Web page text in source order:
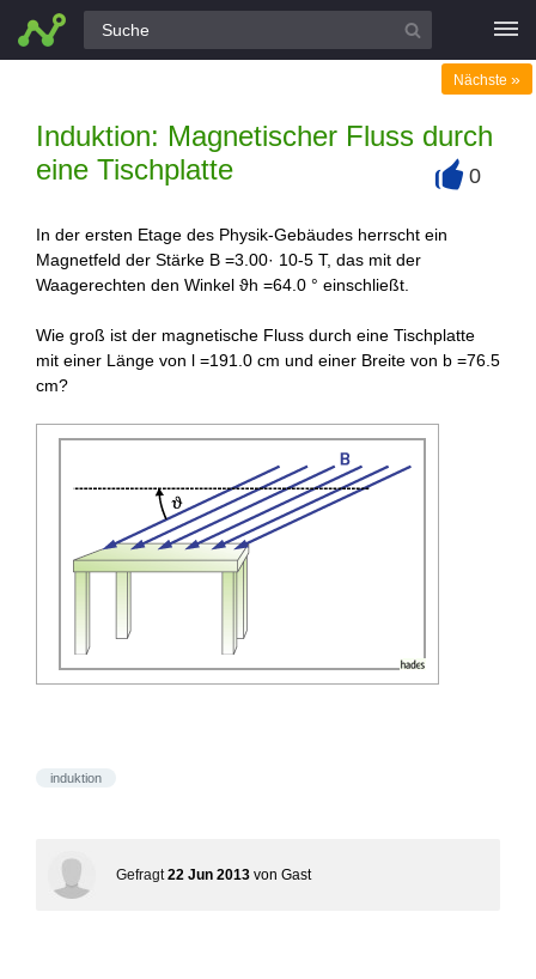
Alle Fragen
Induktion: Magnetischer Fluss durch
eine Tischplatte
Nächste »
0
In der ersten Etage des Physik-Gebäudes herrscht ein
Magnetfeld der Stärke B =3.00· 10-5 T, das mit der
Waagerechten den Winkel ϑh =64.0 ° einschließt.
Wie groß ist der magnetische Fluss durch eine Tischplatte
mit einer Länge von l =191.0 cm und einer Breite von b =76.5
cm?
induktion
Gefragt 22 Jun 2013 von Gast